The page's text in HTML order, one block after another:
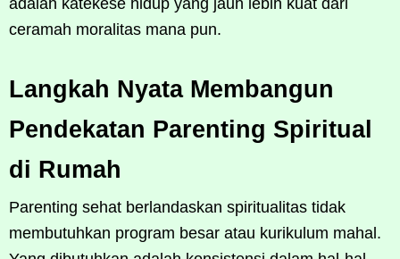
ceramah moralitas mana pun.
Langkah Nyata Membangun
Pendekatan Parenting Spiritual
di Rumah
Parenting sehat berlandaskan spiritualitas tidak
membutuhkan program besar atau kurikulum mahal.